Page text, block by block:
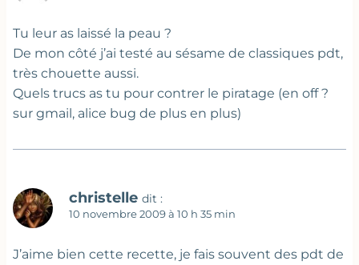
Tu leur as laissé la peau ?
De mon côté j’ai testé au sésame de classiques pdt,
très chouette aussi.
Quels trucs as tu pour contrer le piratage (en off ?
sur gmail, alice bug de plus en plus)
christelle dit :
10 novembre 2009 à 10 h 35 min
J’aime bien cette recette, je fais souvent des pdt de